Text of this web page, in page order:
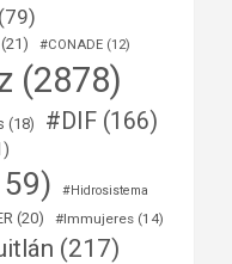
(79)
(21) #CONADE (12)
(2878)
(18) #DIF (166)
#Hidrosistema
(20) #Immujeres (14)
(217)